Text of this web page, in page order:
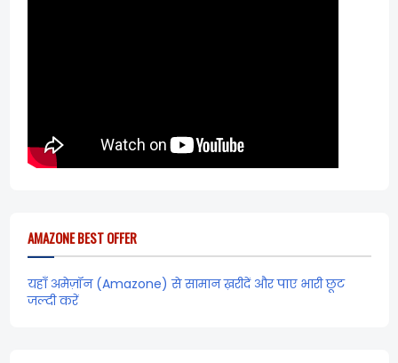
AMAZONE BEST OFFER
यहाँ अमेज़ॉन (Amazone) से सामान ख़रीदें और पाए भारी छूट
जल्दी करें